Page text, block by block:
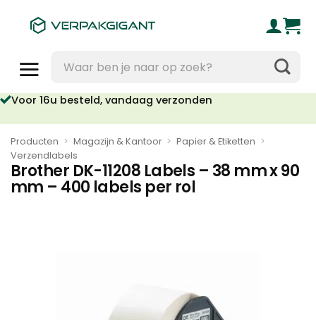
naar:
Voor 16u besteld, vandaag verzonden
Producten > Magazijn & Kantoor > Papier & Etiketten >
Verzendlabels
Brother DK-11208 Labels – 38 mm x 90
mm – 400 labels per rol